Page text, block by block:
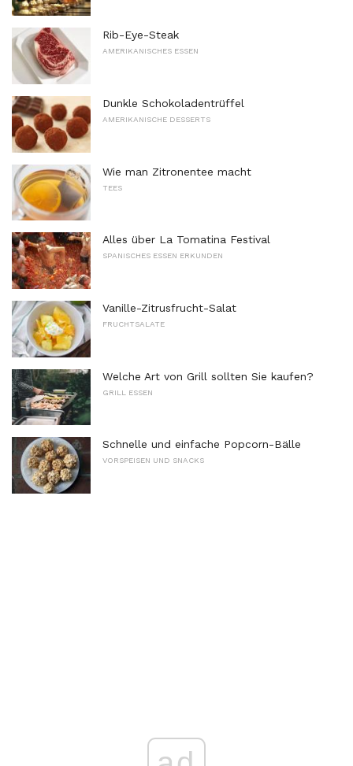
Rib-Eye-Steak
AMERIKANISCHES ESSEN
Dunkle Schokoladentrüffel
AMERIKANISCHE DESSERTS
Wie man Zitronentee macht
TEES
Alles über La Tomatina Festival
SPANISCHES ESSEN ERKUNDEN
Vanille-Zitrusfrucht-Salat
FRUCHTSALATE
Welche Art von Grill sollten Sie kaufen?
GRILL ESSEN
Schnelle und einfache Popcorn-Bälle
VORSPEISEN UND SNACKS